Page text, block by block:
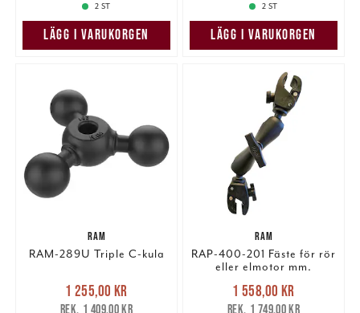
2 ST
LÄGG I VARUKORGEN
2 ST
LÄGG I VARUKORGEN
RAM
RAM-289U Triple C-kula
Nuvarande pris
1 255,00 krTidigare pris
1 255,00 kr
1 409,00 kr
RAM
RAP-400-201 Fäste för rör
eller elmotor mm.
Nuvarande pris
1 558,00 krTidigare pris
1 558,00 kr
1 749,00 kr